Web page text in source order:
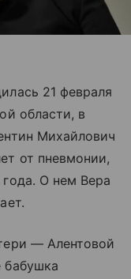
21 февраля
области, в
Михайлович
от пневмонии,
О нем Вера
— Алентовой
бабушка